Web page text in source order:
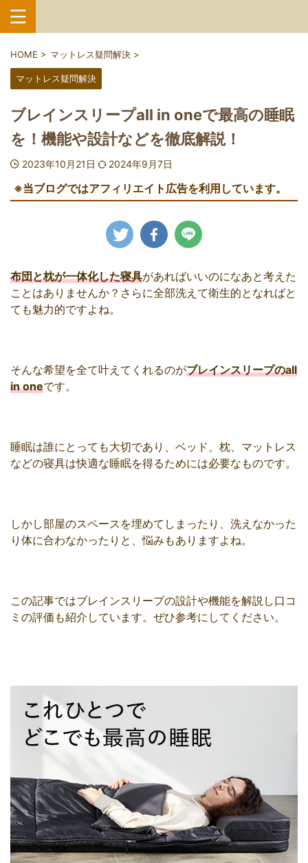
HOME > マットレス疑問解決 >
マットレス疑問解決
ブレインスリープall in oneで最高の睡眠
を！機能や設計などを徹底解説！
2023年10月21日 2024年9月7日
※当ブログではアフィリエイト広告を利用しています。
布団と枕が一体化した寝具があればいいのになあと考えた
ことはありませんか？さらに全部洗えて衛生的となればと
ても魅力的ですよね。
そんな希望を全て叶えてくれるのがブレインスリープのall
in oneです。
睡眠は誰にとっても大切であり、ベッド、枕、マットレス
などの寝具は快適な睡眠を得るためには必要なものです。
しかし部屋のスペースを埋めてしまったり、洗えなかった
り体に合わなかったりと、悩みもありますよね。
この記事ではブレインスリープの設計や機能を解説し口コ
ミの評価も紹介しています。ぜひ参考にしてください。